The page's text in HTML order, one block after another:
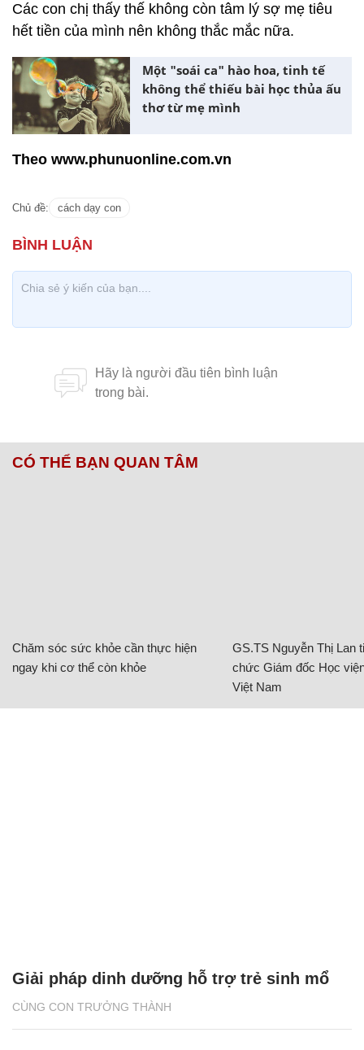
Các con chị thấy thế không còn tâm lý sợ mẹ tiêu
hết tiền của mình nên không thắc mắc nữa.
Một "soái ca" hào hoa, tinh tế
không thể thiếu bài học thủa ấu
thơ từ mẹ mình
Theo www.phunuonline.com.vn
Chủ đề: cách dạy con
CÓ THỂ BẠN QUAN TÂM
Chăm sóc sức khỏe cần thực hiện
ngay khi cơ thể còn khỏe
GS.TS Nguyễn Thị Lan
chức Giám đốc Học
Việt Nam
CÙNG CON TRƯỞNG THÀNH
Giải pháp dinh dưỡng hỗ trợ trẻ sinh mổ